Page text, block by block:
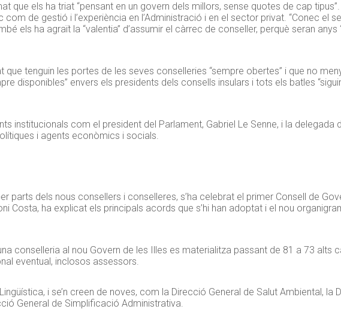
que els ha triat “pensant en un govern dels millors, sense quotes de cap
de gestió i l’experiència en l’Administració i en el sector privat. “Conec el
els ha agraït la “valentia” d’assumir el càrrec de conseller, perquè seran anys
tenguin les portes de les seves conselleries “sempre obertes” i que no
disponibles” envers els presidents dels consells insulars i tots els batles
institucionals com el president del Parlament, Gabriel Le Senne, i la delegada
i agents econòmics i socials.
parts dels nous consellers i conselleres, s’ha celebrat el primer Consell de
Costa, ha explicat els principals acords que s’hi han adoptat i el nou
conselleria al nou Govern de les Illes es materialitza passant de 81 a 73 alts
eventual, inclosos assessors.
i se’n creen de noves, com la Direcció General de Salut Ambiental, la
General de Simplificació Administrativa.